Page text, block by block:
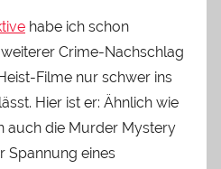
habe ich schon
Crime-Nachschlag
Filme nur schwer ins
Hier ist er: Ähnlich wie
auch die Murder Mystery
Spannung eines